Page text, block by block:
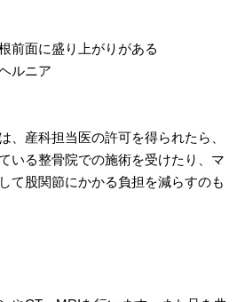
前面に盛り上がりがある
ルニア
、産科担当医の許可を得られたら、
いる整骨院での施術を受けたり、マ
て股関節にかかる負担を減らすのも